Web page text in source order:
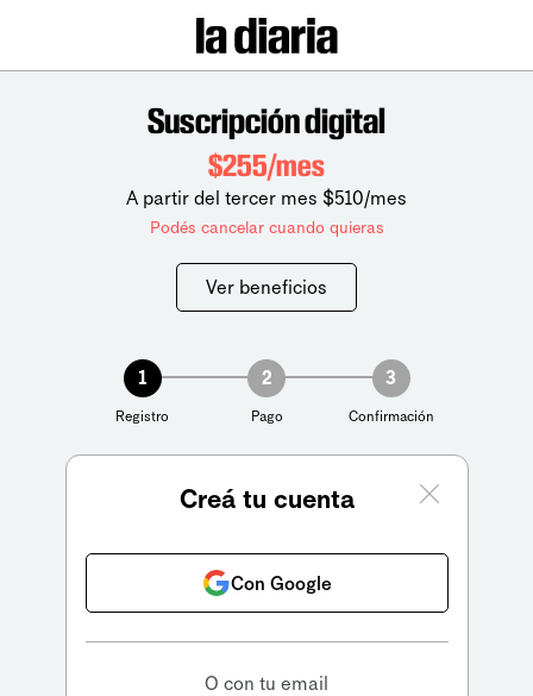
Suscripción digital
$255/mes
A partir del tercer mes $510/mes
Podés cancelar cuando quieras
Ver beneficios
1
Registro
2
Pago
3
Confirmación
Creá tu cuenta
Con Google
O con tu email